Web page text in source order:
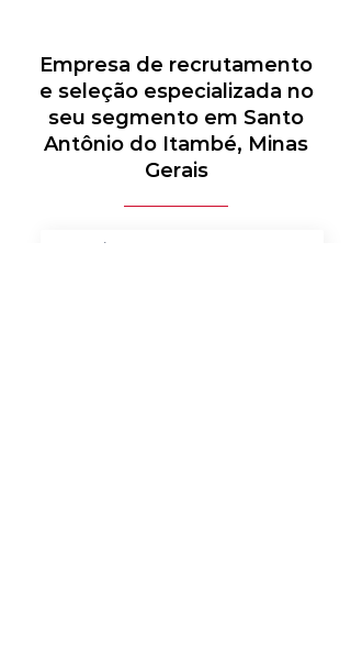
Empresa de recrutamento
e seleção especializada no
seu segmento em Santo
Antônio do Itambé, Minas
Gerais